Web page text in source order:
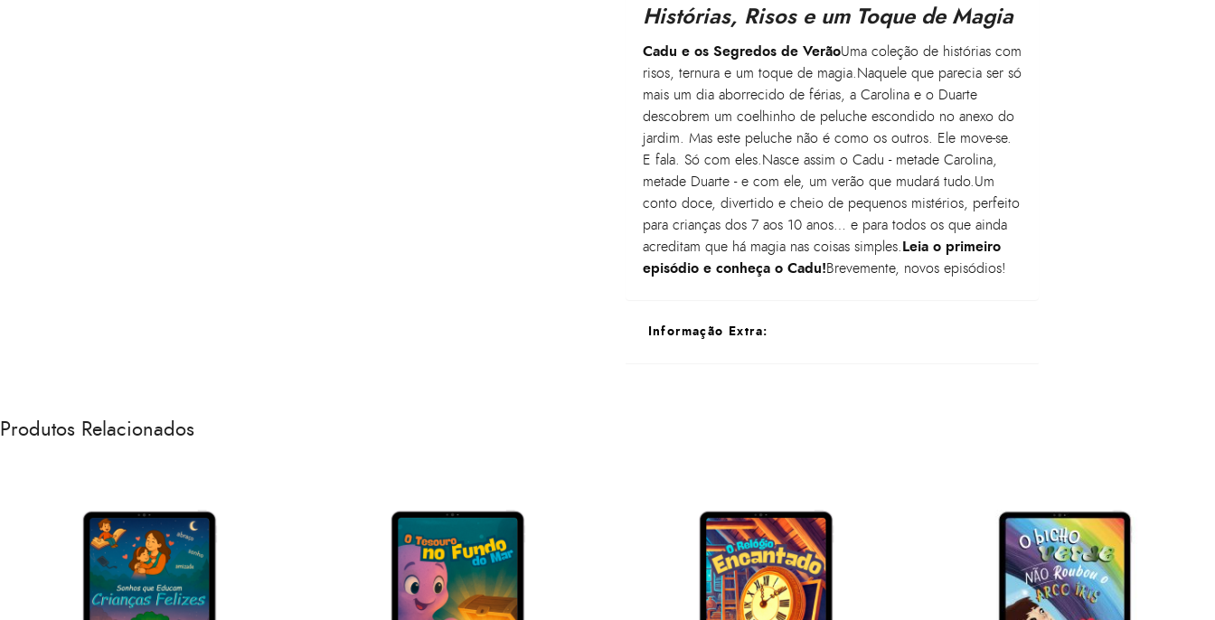
Histórias, Risos e um Toque de Magia
Cadu e os Segredos de VerãoUma coleção de histórias com
risos, ternura e um toque de magia.Naquele que parecia ser só
mais um dia aborrecido de férias, a Carolina e o Duarte
descobrem um coelhinho de peluche escondido no anexo do
jardim. Mas este peluche não é como os outros. Ele move-se.
E fala. Só com eles.Nasce assim o Cadu - metade Carolina,
metade Duarte - e com ele, um verão que mudará tudo.Um
conto doce, divertido e cheio de pequenos mistérios, perfeito
para crianças dos 7 aos 10 anos… e para todos os que ainda
acreditam que há magia nas coisas simples.Leia o primeiro
episódio e conheça o Cadu!Brevemente, novos episódios!
Informação Extra:
Produtos Relacionados